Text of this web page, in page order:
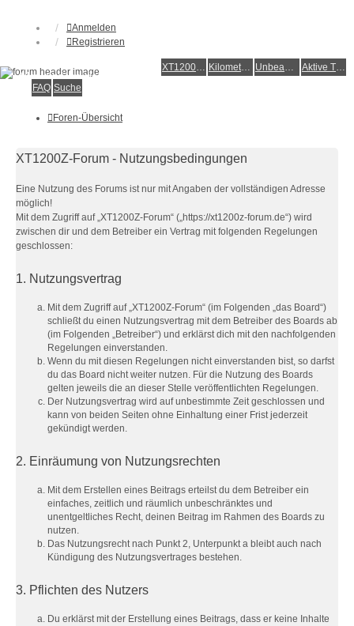
Anmelden
Registrieren
XT1200Z-Wiki Kilometerstatistik Unbeantwortete Themen Aktive Themen
Alles rund um die Yamaha XT1200Z Super Ténéré
FAQ Suche
Foren-Übersicht
XT1200Z-Forum - Nutzungsbedingungen
Eine Nutzung des Forums ist nur mit Angaben der vollständigen Adresse
möglich!
Mit dem Zugriff auf „XT1200Z-Forum“ („https://xt1200z-forum.de“) wird
zwischen dir und dem Betreiber ein Vertrag mit folgenden Regelungen
geschlossen:
1. Nutzungsvertrag
Mit dem Zugriff auf „XT1200Z-Forum“ (im Folgenden „das Board“)
schließt du einen Nutzungsvertrag mit dem Betreiber des Boards ab
(im Folgenden „Betreiber“) und erklärst dich mit den nachfolgenden
Regelungen einverstanden.
Wenn du mit diesen Regelungen nicht einverstanden bist, so darfst
du das Board nicht weiter nutzen. Für die Nutzung des Boards
gelten jeweils die an dieser Stelle veröffentlichten Regelungen.
Der Nutzungsvertrag wird auf unbestimmte Zeit geschlossen und
kann von beiden Seiten ohne Einhaltung einer Frist jederzeit
gekündigt werden.
2. Einräumung von Nutzungsrechten
Mit dem Erstellen eines Beitrags erteilst du dem Betreiber ein
einfaches, zeitlich und räumlich unbeschränktes und
unentgeltliches Recht, deinen Beitrag im Rahmen des Boards zu
nutzen.
Das Nutzungsrecht nach Punkt 2, Unterpunkt a bleibt auch nach
Kündigung des Nutzungsvertrages bestehen.
3. Pflichten des Nutzers
Du erklärst mit der Erstellung eines Beitrags, dass er keine Inhalte